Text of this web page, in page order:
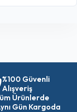
%100 Güvenli
Alışveriş
Ürünlerde
Gün Kargoda